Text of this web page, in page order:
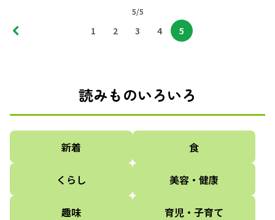
5/5
1 2 3 4 5
読みものいろいろ
新着 食
くらし 美容・健康
趣味 育児・子育て